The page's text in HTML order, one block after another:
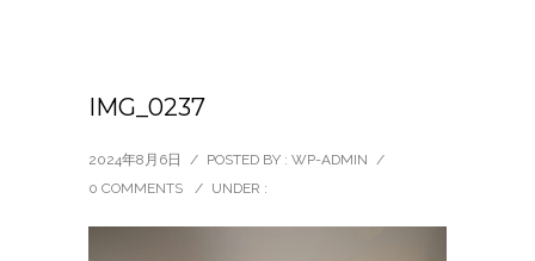
IMG_0237
2024年8月6日 / POSTED BY : WP-ADMIN /
0 COMMENTS
/ UNDER :